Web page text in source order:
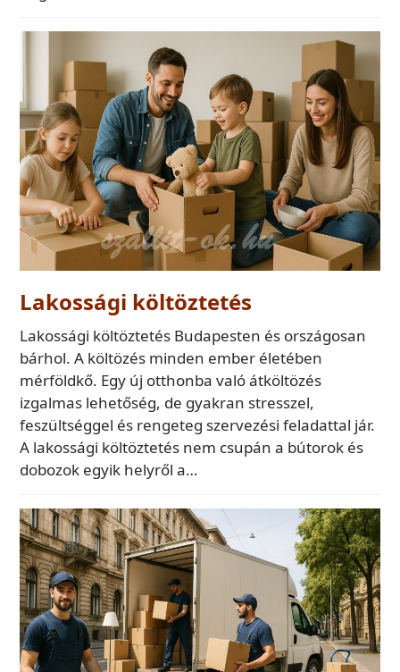
Lakossági költöztetés
Lakossági költöztetés Budapesten és országosan
bárhol. A költözés minden ember életében
mérföldkő. Egy új otthonba való átköltözés
izgalmas lehetőség, de gyakran stresszel,
feszültséggel és rengeteg szervezési feladattal jár.
A lakossági költöztetés nem csupán a bútorok és
dobozok egyik helyről a…